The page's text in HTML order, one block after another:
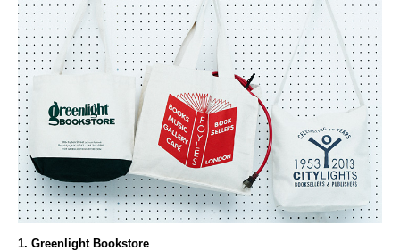
1. Greenlight Bookstore